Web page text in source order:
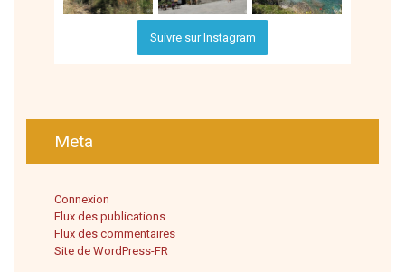
Suivre sur Instagram
Meta
Connexion
Flux des publications
Flux des commentaires
Site de WordPress-FR